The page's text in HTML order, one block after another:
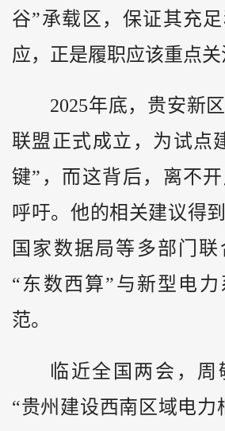
谷”承载区，保证其充
应，正是履职应该重点关
2025年底，贵安新
联盟正式成立，为试点
键”，而这背后，离不
呼吁。他的相关建议得
国家数据局等多部门
“东数西算”与新型电
范。
临近全国两会，周
“贵州建设西南区域电力